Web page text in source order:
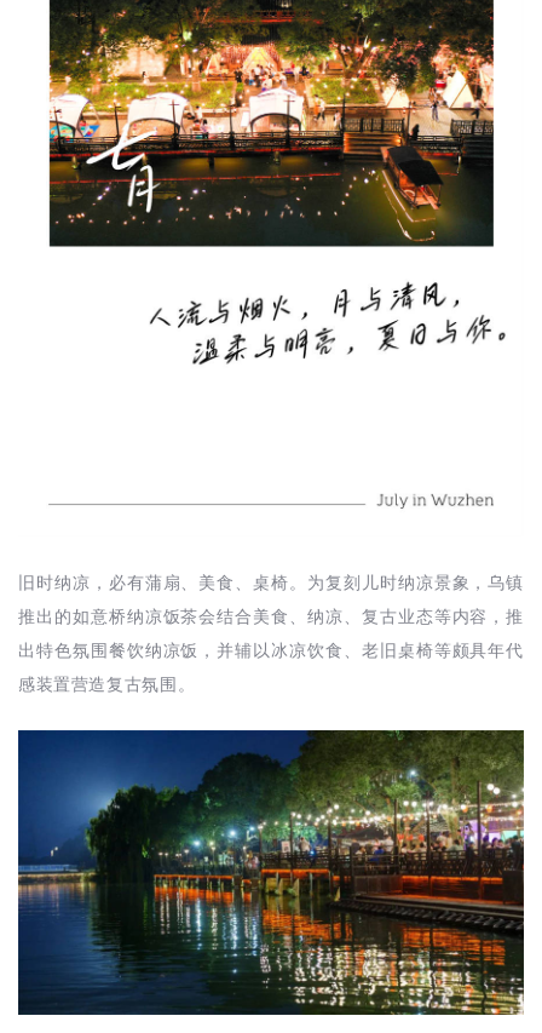
旧时纳凉，必有蒲扇、美食、桌椅。为复刻儿时纳凉景象，乌镇
推出的如意桥纳凉饭茶会结合美食、纳凉、复古业态等内容，推
出特色氛围餐饮纳凉饭，并辅以冰凉饮食、老旧桌椅等颇具年代
感装置营造复古氛围。